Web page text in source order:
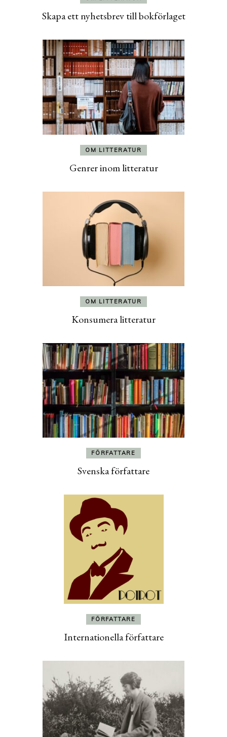
Skapa ett nyhetsbrev till bokförlaget
OM LITTERATUR
Genrer inom litteratur
OM LITTERATUR
Konsumera litteratur
FÖRFATTARE
Svenska författare
FÖRFATTARE
Internationella författare